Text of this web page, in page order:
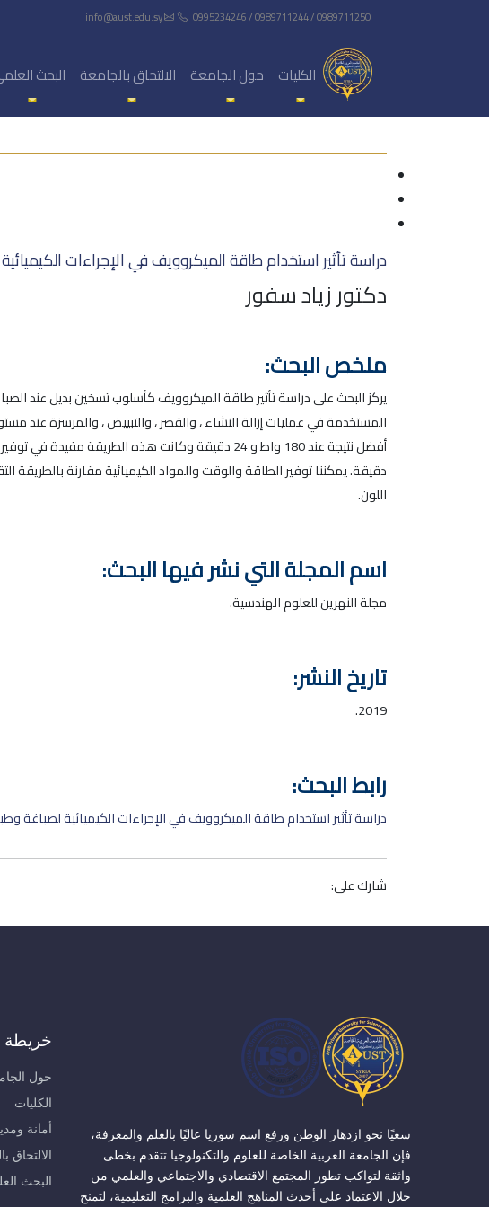
0995234246 / 0989711244 / 0989711250
الكليات حول الجامعة الالتحاق بالجامعة البحث
دراسة تأثير استخدام طاقة الميكروويف في الإجراءات
دكتور زياد سفور
ملخص البحث:
يركز البحث على دراسة تأثير طاقة الميكروويف كأسلوب تسخين بديل عند
المستخدمة في عمليات إزالة النشاء ، والقصر ، والتبييض ، والمرسزة
دقيقة. يمكننا توفير الطاقة والوقت والمواد الكيميائية مقارنة
اللون.
اسم المجلة التي نشر فيها البحث:
مجلة النهرين للعلوم الهندسية.
تاريخ النشر:
2019.
رابط البحث:
دراسة تأثير استخدام طاقة الميكروويف في الإجراءات الكيميائية لصباغة
شارك على:
سعيًا نحو ازدهار الوطن ورفع اسم سوريا عاليًا بالعلم والمعرفة،
فإن الجامعة العربية الخاصة للعلوم والتكنولوجيا تتقدم بخطى
واثقة لتواكب تطور المجتمع الاقتصادي والاجتماعي والعلمي من
خلال الاعتماد على أحدث المناهج العلمية والبرامج التعليمية، لتمنح
خريطة
حول
الكليات
أمانة
الالتحاق
البحث